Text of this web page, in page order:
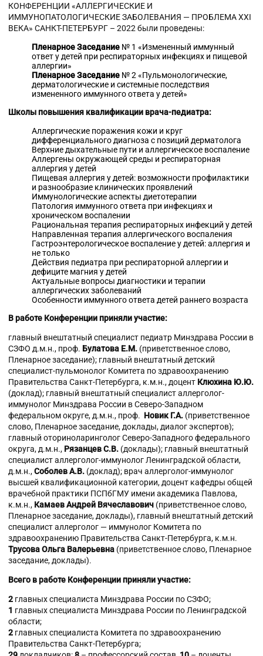
КОНФЕРЕНЦИИ «АЛЛЕРГИЧЕСКИЕ И
ИММУНОПАТОЛОГИЧЕСКИЕ ЗАБОЛЕВАНИЯ — ПРОБЛЕМА XXI
ВЕКА» САНКТ-ПЕТЕРБУРГ – 2022 были проведены:
Пленарное Заседание № 1 «Измененный иммунный
ответ у детей при респираторных инфекциях и пищевой
аллергии»
Пленарное Заседание № 2 «Пульмонологические,
дерматологические и системные последствия
измененного иммунного ответа у детей»
Школы повышения квалификации врача-педиатра:
Аллергические поражения кожи и круг
дифференциального диагноза с позиций дерматолога
Верхние дыхательные пути и аллергическое воспаление
Аллергены окружающей среды и респираторная
аллергия у детей
Пищевая аллергия у детей: возможности профилактики
и разнообразие клинических проявлений
Иммунологические аспекты диетотерапии
Патология иммунного ответа при инфекциях и
хроническом воспалении
Рациональная терапия респираторных инфекций у детей
Направленная терапия аллергического воспаления
Гастроэнтерологическое воспаление у детей: аллергия и
не только
Действия педиатра при респираторной аллергии и
дефиците магния у детей
Актуальные вопросы диагностики и терапии
аллергических заболеваний
Особенности иммунного ответа детей раннего возраста
В работе Конференции приняли участие:
главный внештатный специалист педиатр Минздрава России в
СЗФО д.м.н., проф. Булатова Е.М. (приветственное слово,
Пленарное заседание); главный внештатный детский
специалист-пульмонолог Комитета по здравоохранению
Правительства Санкт-Петербурга, к.м.н., доцент Клюхина Ю.Ю.
(доклад); главный внештатный специалист аллерголог-
иммунолог Минздрава России в Северо-Западном
федеральном округе, д.м.н., проф. Новик Г.А. (приветственное
слово, Пленарное заседание, доклады, диалог экспертов);
главный оториноларинголог Северо-Западного федерального
округа, д.м.н., Рязанцев С.В. (доклады); главный внештатный
специалист аллерголог-иммунолог Ленинградской области,
д.м.н.,Соболев А.В. (доклад); врач аллерголог-иммунолог
высшей квалификационной категории, доцент кафедры общей
врачебной практики ПСПбГМУ имени академика Павлова,
к.м.н., Камаев Андрей Вячеславович (приветственное слово,
Пленарное заседание, доклады), главный внештатный детский
специалист аллерголог — иммунолог Комитета по
здравоохранению Правительства Санкт-Петербурга, к.м.н.
Трусова Ольга Валерьевна (приветственное слово, Пленарное
заседание, доклады).
Всего в работе Конференции приняли участие:
2 главных специалиста Минздрава России по СЗФО;
1 главных специалиста Минздрава России по Ленинградской
области;
2 главных специалиста Комитета по здравоохранению
Правительства Санкт-Петербурга;